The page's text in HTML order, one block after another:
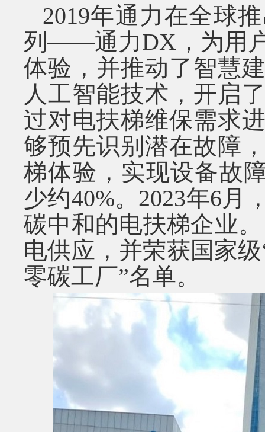
2019年通力在全球
列——通力DX ，为用
体验，并推动了智慧
人工智能技术，开启
过对电扶梯维保需求
够预先识别潜在故障
梯体验，实现设备故
少约40%。 2023年6月
碳中和的电扶梯企业
电供应，并荣获国家
零碳工厂”名单。